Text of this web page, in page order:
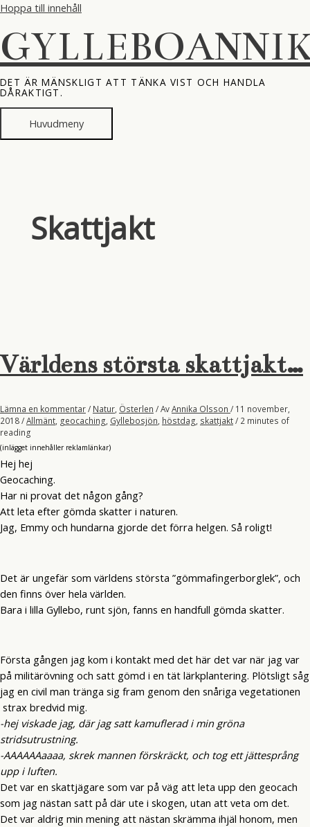
Hoppa till innehåll
DET ÄR MÄNSKLIGT ATT TÄNKA VIST OCH HANDLA
DÅRAKTIGT.
Huvudmeny
Skattjakt
Världens största skattjakt…
Lämna en kommentar/ Natur Österlen / AvAnnika Olsson / 11 november,
2018/Allmänt geocaching Gyllebosjön höstdag skattjakt/ 2 minutes of
reading
(inlägget innehåller reklamlänkar)
Hej hej
Geocaching.
Har ni provat det någon gång?
Att leta efter gömda skatter i naturen.
Jag, Emmy och hundarna gjorde det förra helgen. Så roligt!
Det är ungefär som världens största ”gömmafingerborglek”, och
den finns över hela världen.
Bara i lilla Gyllebo, runt sjön, fanns en handfull gömda skatter.
Första gången jag kom i kontakt med det här det var när jag var
på militärövning och satt gömd i en tät lärkplantering. Plötsligt såg
jag en civil man tränga sig fram genom den snåriga vegetationen
strax bredvid mig.
-hej viskade jag, där jag satt kamuflerad i min gröna
stridsutrustning.
-AAAAAAaaaa, skrek mannen förskräckt, och tog ett jättesprång
upp i luften.
Det var en skattjägare som var på väg att leta upp den geocach
som jag nästan satt på där ute i skogen, utan att veta om det.
Det var aldrig min mening att nästan skrämma ihjäl honom, men